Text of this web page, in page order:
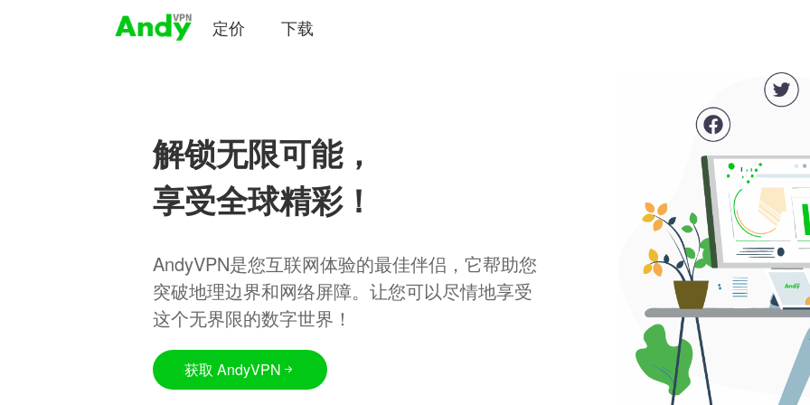
定价 下载
解锁无限可能，
享受全球精彩！
AndyVPN是您互联网体验的最佳伴侣，它帮助您
突破地理边界和网络屏障。让您可以尽情地享受
这个无界限的数字世界！
获取 AndyVPN